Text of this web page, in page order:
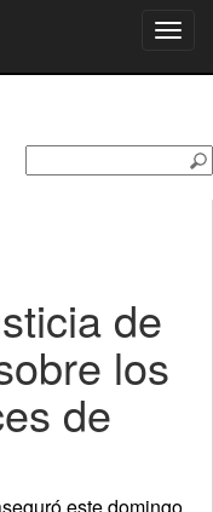
de
los
de
este domingo